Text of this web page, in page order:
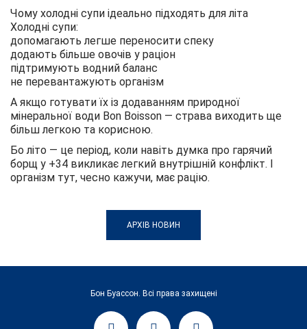
Чому холодні супи ідеально підходять для літа
Холодні супи:
допомагають легше переносити спеку
додають більше овочів у раціон
підтримують водний баланс
не перевантажують організм
А якщо готувати їх із додаванням природної
мінеральної води Bon Boisson — страва виходить ще
більш легкою та корисною.
Бо літо — це період, коли навіть думка про гарячий
борщ у +34 викликає легкий внутрішній конфлікт. І
організм тут, чесно кажучи, має рацію.
АРХІВ НОВИН
Бон Буассон. Всі права захищені